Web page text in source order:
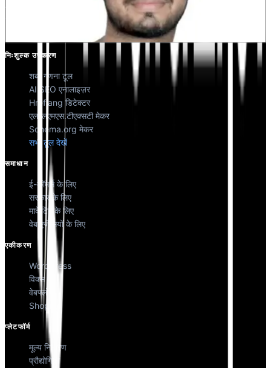
निःशुल्क उपकरण
शब्द गणना टूल
AI SEO एनालाइज़र
Hreflang डिटेक्टर
एलएलएमएस.टीएक्सटी मेकर
Schema.org मेकर
सभी टूल देखें
समाधान
ई-कॉमर्स के लिए
सरकार के लिए
मार्केटिंग के लिए
वेब एजेंसियों के लिए
एकीकरण
WordPress
विक्स
वेबफ्लो
Shopify
प्लेटफॉर्म
मूल्य निर्धारण
प्रौद्योगिकी